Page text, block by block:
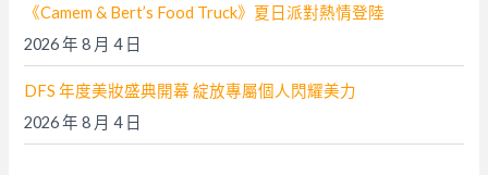
《Camem & Bert’s Food Truck》夏日派對熱情登陸
2026 年 8 月 4 日
DFS 年度美妝盛典開幕 綻放專屬個人閃耀美力
2026 年 8 月 4 日